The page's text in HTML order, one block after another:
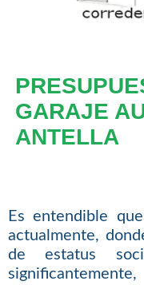
GARAJE
ANTELLA
Es entendible
actualmente,
de estatus